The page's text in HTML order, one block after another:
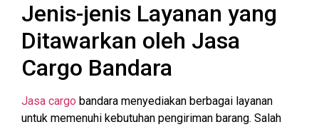
Jenis-jenis Layanan yang
Ditawarkan oleh Jasa
Cargo Bandara
Jasa cargo bandara menyediakan berbagai layanan
untuk memenuhi kebutuhan pengiriman barang. Salah